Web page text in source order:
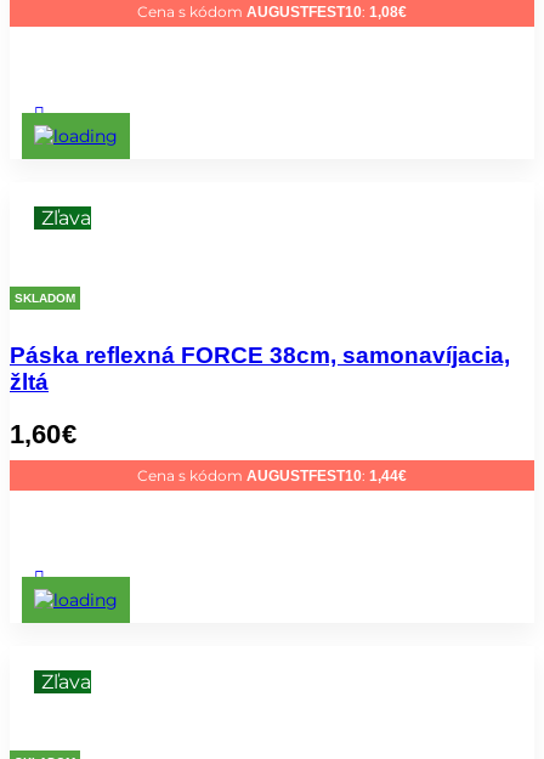
Cena s kódom AUGUSTFEST10: 1,08€
Zľava
SKLADOM
Páska reflexná FORCE 38cm, samonavíjacia,
žltá
1,60€
Cena s kódom AUGUSTFEST10: 1,44€
Zľava